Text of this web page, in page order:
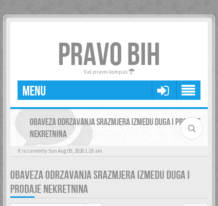
PRAVO BIH
Vaš pravni kompas
MENU
OBAVEZA ODRZAVANJA SRAZMJERA IZMEDU DUGA I PRODAJE
NEKRETNINA
It is currently Sun Aug 09, 2026 1:18 am
OBAVEZA ODRZAVANJA SRAZMJERA IZMEDU DUGA I
PRODAJE NEKRETNINA